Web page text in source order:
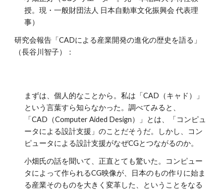
授。現・一般財団法人 日本自動車文化振興会 代表理
事）
研究会報告「CADによる産業開発の進化の歴史を語る」
（長谷川智子）：
まずは、個人的なことから。私は「CAD（キャド）」
という言葉すら知らなかった。調べてみると、
「CAD（Computer Aided Design）」とは、「コンピュ
ータによる設計支援」のことだそうだ。しかし、コン
ピュータによる設計支援がなぜCGとつながるのか。
小畑氏の話を聞いて、正直とても驚いた。コンピュー
タによって作られるCG映像が、日本のもの作りに始ま
る産業そのものを大きく変革した、ということをなる